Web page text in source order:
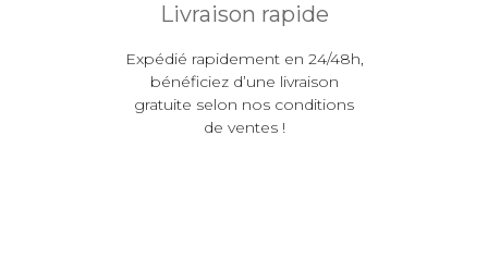
Livraison rapide
Expédié rapidement en 24/48h,
bénéficiez d’une livraison
gratuite selon nos conditions
de ventes !